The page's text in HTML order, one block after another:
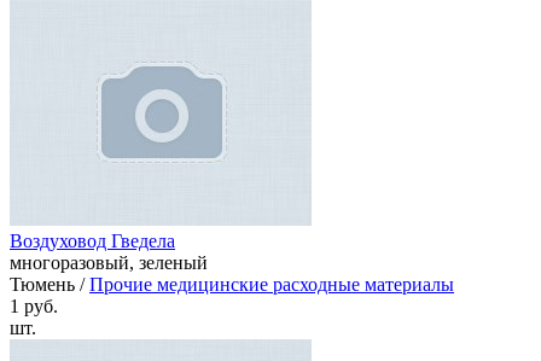
Воздуховод Гведела
многоразовый, зеленый
Тюмень /Прочие медицинские расходные материалы
1 руб.
шт.